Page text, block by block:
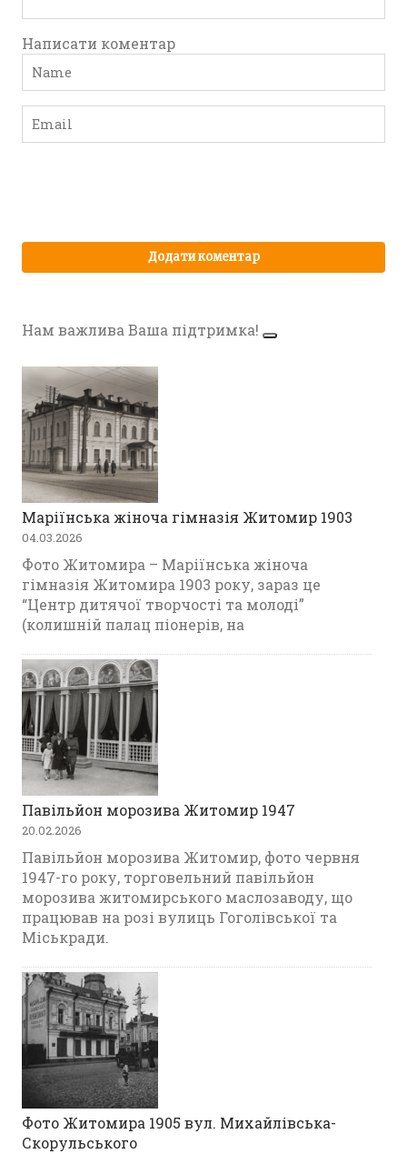
Написати коментар
Нам важлива Ваша підтримка!
Маріїнська жіноча гімназія Житомир 1903
04.03.2026
Фото Житомира – Маріїнська жіноча
гімназія Житомира 1903 року, зараз це
“Центр дитячої творчості та молоді”
(колишній палац піонерів, на
Павільйон морозива Житомир 1947
20.02.2026
Павільйон морозива Житомир, фото червня
1947-го року, торговельний павільйон
морозива житомирського маслозаводу, що
працював на розі вулиць Гоголівської та
Міськради.
Фото Житомира 1905 вул. Михайлівська-
Скорульського